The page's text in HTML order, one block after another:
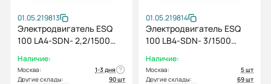
01.05.219813
Электродвигатель ESQ
100 LA4-SDN- 2,2/1500
Наличие:
Москва:
1-3 дня
Другие склады:
90 шт
01.05.219814
Электродвигатель ESQ
100 LB4-SDN- 3/1500
Наличие:
Москва:
5 шт
Другие склады:
69 шт